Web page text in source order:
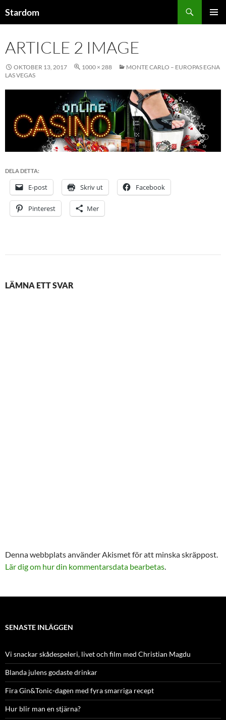
Stardom
INNEHÅLL
ARTICLE 2 IMAGE
OKTOBER 13, 2017 1000 × 288
MONTE CARLO – EUROPAS EGNA
LAS VEGAS
DELA DETTA:
E-post Skriv ut Facebook
Pinterest Mer
LÄMNA ETT SVAR
Denna webbplats använder Akismet för att minska skräppost.
Lär dig om hur din kommentarsdata bearbetas.
SENASTE INLÄGGEN
Vi snackar skådespeleri, livet och film med Christian Magdu
Blanda julens godaste drinkar
Fira Gin&Tonic-dagen med fyra smarriga recept
Hur blir man en stjärna?